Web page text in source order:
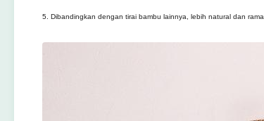
5. Dibandingkan dengan tirai bambu lainnya, lebih natural dan